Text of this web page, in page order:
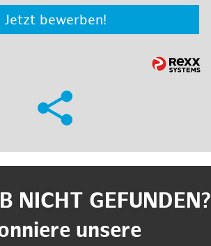
Jetzt bewerben!
NICHT GEFUNDEN?
unsere